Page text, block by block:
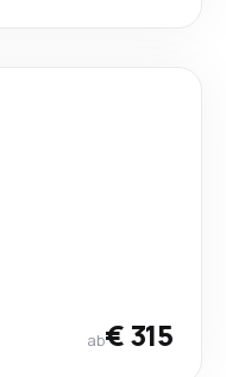
ab€ 315